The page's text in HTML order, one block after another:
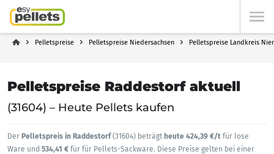
Pelletspreise Pelletspreise Niedersachsen Pelletspreise Landkreis
Pelletspreise Raddestorf aktuell
(31604) – Heute Pellets kaufen
Der Pelletspreis in Raddestorf(31604) beträgt heute 424,39 €/t für lose
Ware und 534,41 € für für Pellets-Sackware. Diese Preise gelten bei einer